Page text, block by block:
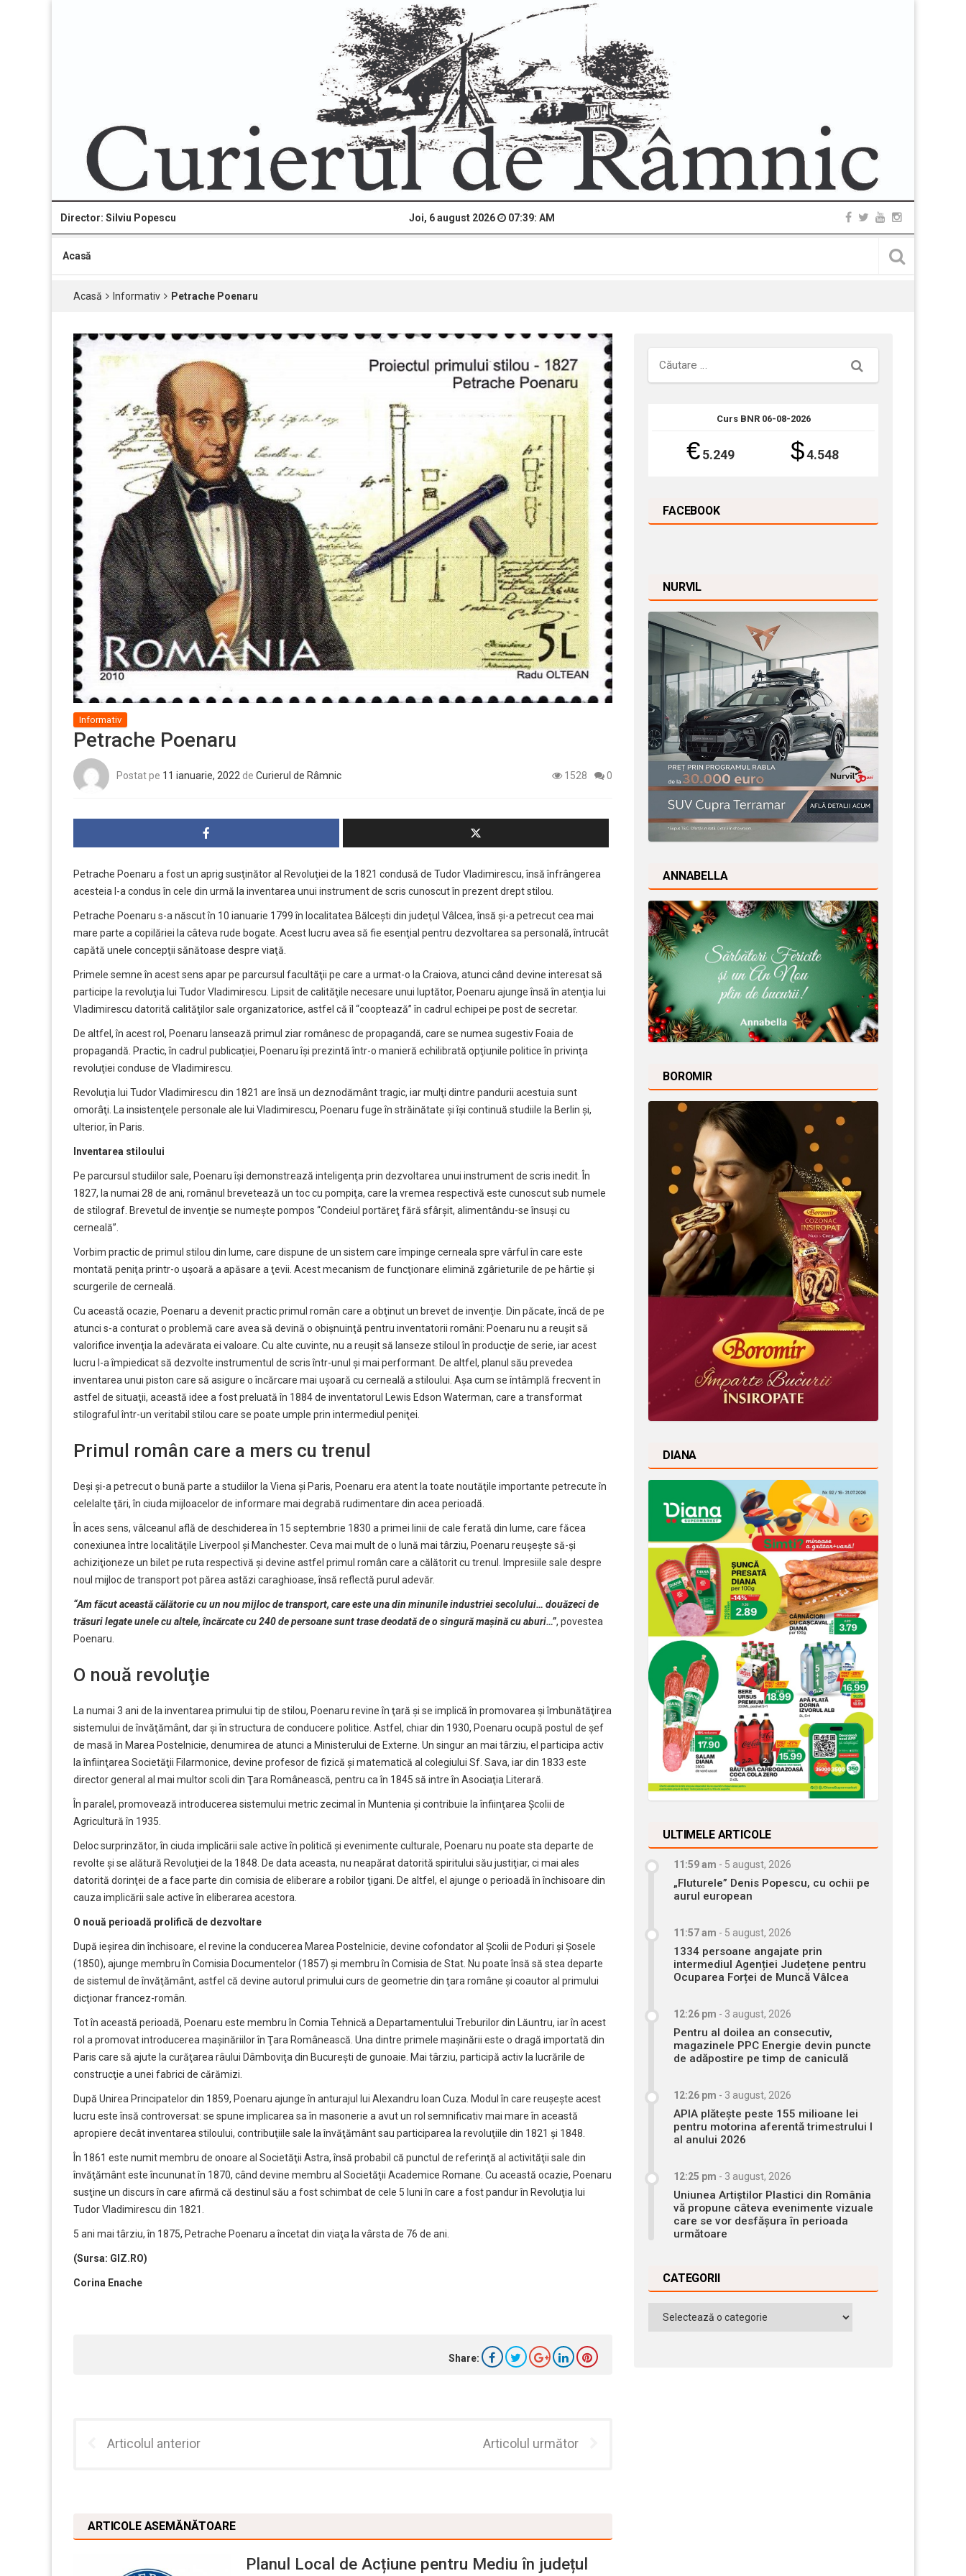
Director: Silviu Popescu Joi, 6 august 2026 07:39: AM
Acasă
Acasă Informativ Petrache Poenaru
Informativ
Petrache Poenaru
Postat pe 11 ianuarie, 2022 de Curierul de Râmnic 1528 0
Petrache Poenaru a fost un aprig susţinător al Revoluţiei de la 1821 condusă de Tudor Vladimirescu, însă înfrângerea
acesteia l-a condus în cele din urmă la inventarea unui instrument de scris cunoscut în prezent drept stilou.
Petrache Poenaru s-a născut în 10 ianuarie 1799 în localitatea Bălceşti din judeţul Vâlcea, însă şi-a petrecut cea mai
mare parte a copilăriei la câteva rude bogate. Acest lucru avea să fie esenţial pentru dezvoltarea sa personală, întrucât
capătă unele concepţii sănătoase despre viaţă.
Primele semne în acest sens apar pe parcursul facultăţii pe care a urmat-o la Craiova, atunci când devine interesat să
participe la revoluţia lui Tudor Vladimirescu. Lipsit de calităţile necesare unui luptător, Poenaru ajunge însă în atenţia lui
Vladimirescu datorită calităţilor sale organizatorice, astfel că îl “cooptează” în cadrul echipei pe post de secretar.
De altfel, în acest rol, Poenaru lansează primul ziar românesc de propagandă, care se numea sugestiv Foaia de
propagandă. Practic, în cadrul publicaţiei, Poenaru îşi prezintă într-o manieră echilibrată opţiunile politice în privinţa
revoluţiei conduse de Vladimirescu.
Revoluţia lui Tudor Vladimirescu din 1821 are însă un deznodământ tragic, iar mulţi dintre pandurii acestuia sunt
omorâţi. La insistenţele personale ale lui Vladimirescu, Poenaru fuge în străinătate şi îşi continuă studiile la Berlin şi,
ulterior, în Paris.
Inventarea stiloului
Pe parcursul studiilor sale, Poenaru îşi demonstrează inteligenţa prin dezvoltarea unui instrument de scris inedit. În
1827, la numai 28 de ani, românul brevetează un toc cu pompiţa, care la vremea respectivă este cunoscut sub numele
de stilograf. Brevetul de invenţie se numeşte pompos “Condeiul portăreţ fără sfârşit, alimentându-se însuşi cu
cerneală”.
Vorbim practic de primul stilou din lume, care dispune de un sistem care împinge cerneala spre vârful în care este
montată peniţa printr-o uşoară a apăsare a ţevii. Acest mecanism de funcţionare elimină zgârieturile de pe hârtie şi
scurgerile de cerneală.
Cu această ocazie, Poenaru a devenit practic primul român care a obţinut un brevet de invenţie. Din păcate, încă de pe
atunci s-a conturat o problemă care avea să devină o obişnuinţă pentru inventatorii români: Poenaru nu a reuşit să
valorifice invenţia la adevărata ei valoare. Cu alte cuvinte, nu a reuşit să lanseze stiloul în producţie de serie, iar acest
lucru l-a împiedicat să dezvolte instrumentul de scris într-unul şi mai performant. De altfel, planul său prevedea
inventarea unui piston care să asigure o încărcare mai uşoară cu cerneală a stiloului. Aşa cum se întâmplă frecvent în
astfel de situaţii, această idee a fost preluată în 1884 de inventatorul Lewis Edson Waterman, care a transformat
stilograful într-un veritabil stilou care se poate umple prin intermediul peniţei.
Primul român care a mers cu trenul
Deşi şi-a petrecut o bună parte a studiilor la Viena şi Paris, Poenaru era atent la toate noutăţile importante petrecute în
celelalte ţări, în ciuda mijloacelor de informare mai degrabă rudimentare din acea perioadă.
În aces sens, vâlceanul află de deschiderea în 15 septembrie 1830 a primei linii de cale ferată din lume, care făcea
conexiunea între localităţile Liverpool şi Manchester. Ceva mai mult de o lună mai târziu, Poenaru reuşeşte să-şi
achiziţioneze un bilet pe ruta respectivă şi devine astfel primul român care a călătorit cu trenul. Impresiile sale despre
noul mijloc de transport pot părea astăzi caraghioase, însă reflectă purul adevăr.
“Am făcut această călătorie cu un nou mijloc de transport, care este una din minunile industriei secolului… douăzeci de
trăsuri legate unele cu altele, încărcate cu 240 de persoane sunt trase deodată de o singură mașină cu aburi…”, povestea
Poenaru.
O nouă revoluţie
La numai 3 ani de la inventarea primului tip de stilou, Poenaru revine în ţară şi se implică în promovarea şi îmbunătăţirea
sistemului de învăţământ, dar şi în structura de conducere politice. Astfel, chiar din 1930, Poenaru ocupă postul de şef
de masă în Marea Postelnicie, denumirea de atunci a Ministerului de Externe. Un singur an mai târziu, el participa activ
la înfiinţarea Societăţii Filarmonice, devine profesor de fizică şi matematică al colegiului Sf. Sava, iar din 1833 este
director general al mai multor scoli din Ţara Românească, pentru ca în 1845 să intre în Asociaţia Literară.
În paralel, promovează introducerea sistemului metric zecimal în Muntenia şi contribuie la înfiinţarea Şcolii de
Agricultură în 1935.
Deloc surprinzător, în ciuda implicării sale active în politică şi evenimente culturale, Poenaru nu poate sta departe de
revolte şi se alătură Revoluţiei de la 1848. De data aceasta, nu neapărat datorită spiritului său justiţiar, ci mai ales
datorită dorinţei de a face parte din comisia de eliberare a robilor ţigani. De altfel, el ajunge o perioadă în închisoare din
cauza implicării sale active în eliberarea acestora.
O nouă perioadă prolifică de dezvoltare
După ieşirea din închisoare, el revine la conducerea Marea Postelnicie, devine cofondator al Şcolii de Poduri şi Şosele
(1850), ajunge membru în Comisia Documentelor (1857) şi membru în Comisia de Stat. Nu poate însă să stea departe
de sistemul de învăţământ, astfel că devine autorul primului curs de geometrie din ţara române şi coautor al primului
dicţionar francez-român.
Tot în această perioadă, Poenaru este membru în Comia Tehnică a Departamentului Treburilor din Lăuntru, iar în acest
rol a promovat introducerea maşinăriilor în Ţara Românească. Una dintre primele maşinării este o dragă importată din
Paris care să ajute la curăţarea râului Dâmboviţa din Bucureşti de gunoaie. Mai târziu, participă activ la lucrările de
construcţie a unei fabrici de cărămizi.
După Unirea Principatelor din 1859, Poenaru ajunge în anturajul lui Alexandru Ioan Cuza. Modul în care reuşeşte acest
lucru este însă controversat: se spune implicarea sa în masonerie a avut un rol semnificativ mai mare în această
apropiere decât inventarea stiloului, contribuţiile sale la învăţământ sau participarea la revoluţiile din 1821 şi 1848.
În 1861 este numit membru de onoare al Societăţii Astra, însă probabil că punctul de referinţă al activităţii sale din
învăţământ este încununat în 1870, când devine membru al Societăţii Academice Romane. Cu această ocazie, Poenaru
susţine un discurs în care afirmă că destinul său a fost schimbat de cele 5 luni în care a fost pandur în Revoluţia lui
Tudor Vladimirescu din 1821.
5 ani mai târziu, în 1875, Petrache Poenaru a încetat din viaţa la vârsta de 76 de ani.
(Sursa: GIZ.RO)
Corina Enache
Share:
Articolul anterior Articolul următor
ARTICOLE ASEMĂNĂTOARE
Planul Local de Acțiune pentru Mediu în județul
Căutare
Curs BNR 06-08-2026
€ 5.249 $4.548
FACEBOOK
NURVIL
ANNABELLA
BOROMIR
DIANA
ULTIMELE ARTICOLE
11:59 am - 5 august, 2026
„Fluturele” Denis Popescu, cu ochii pe
aurul european
11:57 am - 5 august, 2026
1334 persoane angajate prin
intermediul Agenției Județene pentru
Ocuparea Forței de Muncă Vâlcea
12:26 pm - 3 august, 2026
Pentru al doilea an consecutiv,
magazinele PPC Energie devin puncte
de adăpostire pe timp de caniculă
12:26 pm - 3 august, 2026
APIA plătește peste 155 milioane lei
pentru motorina aferentă trimestrului I
al anului 2026
12:25 pm - 3 august, 2026
Uniunea Artiștilor Plastici din România
vă propune câteva evenimente vizuale
care se vor desfășura în perioada
următoare
CATEGORII
Categorii